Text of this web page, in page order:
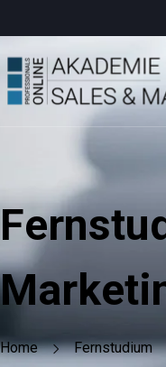
Home Fernstudium